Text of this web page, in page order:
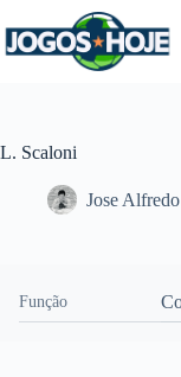
para
o
L. Scaloni
Jose
Função